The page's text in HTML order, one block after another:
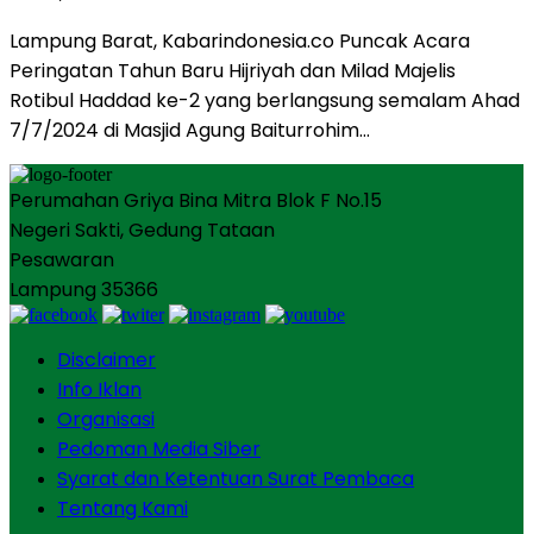
Lampung Barat, Kabarindonesia.co Puncak Acara
Peringatan Tahun Baru Hijriyah dan Milad Majelis
Rotibul Haddad ke-2 yang berlangsung semalam Ahad
7/7/2024 di Masjid Agung Baiturrohim…
Perumahan Griya Bina Mitra Blok F No.15
Negeri Sakti, Gedung Tataan
Pesawaran
Lampung 35366
Disclaimer
Info Iklan
Organisasi
Pedoman Media Siber
Syarat dan Ketentuan Surat Pembaca
Tentang Kami